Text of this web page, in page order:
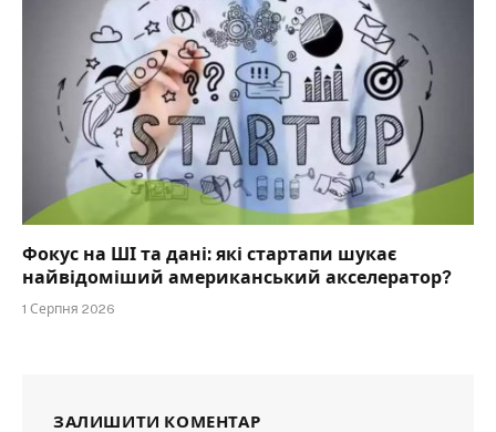
Фокус на ШІ та дані: які стартапи шукає
найвідоміший американський акселератор?
1 Серпня 2026
ЗАЛИШИТИ КОМЕНТАР